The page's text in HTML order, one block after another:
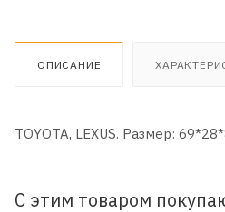
ОПИСАНИЕ
TOYOTA, LEXUS. Размер:
С этим товаром